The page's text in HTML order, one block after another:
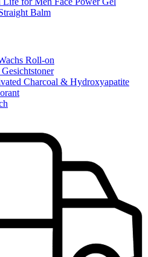
Balm
Roll-on
Charcoal & Hydroxyapatite